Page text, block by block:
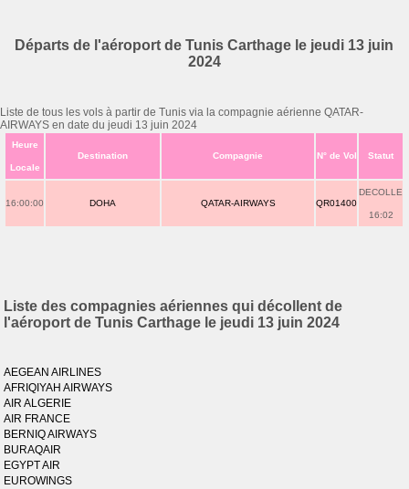
Départs de l'aéroport de Tunis Carthage le jeudi 13 juin
2024
Liste de tous les vols à partir de Tunis via la compagnie aérienne QATAR-
AIRWAYS en date du jeudi 13 juin 2024
Heure
Locale
Destination Compagnie N° de Vol Statut
16:00:00 DOHA QATAR-AIRWAYS QR01400
DECOLLE
16:02
Liste des compagnies aériennes qui décollent de
l'aéroport de Tunis Carthage le jeudi 13 juin 2024
AEGEAN AIRLINES
AFRIQIYAH AIRWAYS
AIR ALGERIE
AIR FRANCE
BERNIQ AIRWAYS
BURAQAIR
EGYPT AIR
EUROWINGS